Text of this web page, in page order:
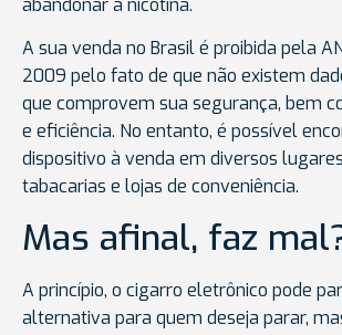
abandonar a nicotina.
A sua venda no Brasil é proibida pela
2009 pelo fato de que não existem
que comprovem sua segurança, bem
e eficiência. No entanto, é possível
dispositivo à venda em diversos
tabacarias e lojas de conveniência.
Mas afinal, faz
A princípio, o cigarro eletrônico pode
alternativa para quem deseja parar,